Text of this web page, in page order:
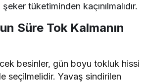
tüketiminden kaçınılmalıdır.
Süre Tok Kalmanın
besinler, gün boyu tokluk hissi
seçilmelidir. Yavaş sindirilen